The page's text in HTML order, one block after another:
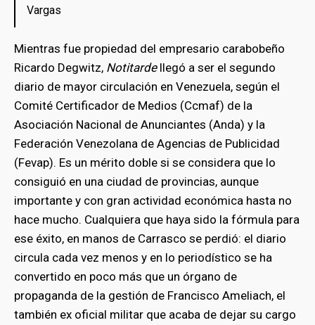
Vargas
Mientras fue propiedad del empresario carabobeño
Ricardo Degwitz, Notitardellegó a ser el segundo
diario de mayor circulación en Venezuela, según el
Comité Certificador de Medios (Ccmaf) de la
Asociación Nacional de Anunciantes (Anda) y la
Federación Venezolana de Agencias de Publicidad
(Fevap). Es un mérito doble si se considera que lo
consiguió en una ciudad de provincias, aunque
importante y con gran actividad económica hasta no
hace mucho. Cualquiera que haya sido la fórmula para
ese éxito, en manos de Carrasco se perdió: el diario
circula cada vez menos y en lo periodístico se ha
convertido en poco más que un órgano de
propaganda de la gestión de Francisco Ameliach, el
también ex oficial militar que acaba de dejar su cargo